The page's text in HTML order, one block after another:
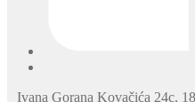
Ivana Gorana Kovačića 24c,